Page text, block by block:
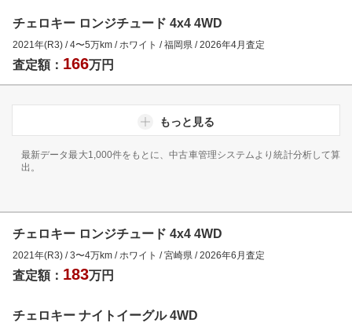
チェロキー ロンジチュード 4x4 4WD
2021年(R3) /4〜5万km / ホワイト /福岡県 /2026年4月査定
査定額： 166万円
もっと見る
最新データ最大1,000件をもとに、中古車管理システムより統計分析して算
出。
チェロキー ロンジチュード 4x4 4WD
2021年(R3) /3〜4万km / ホワイト /宮崎県 /2026年6月査定
査定額： 183万円
チェロキー ナイトイーグル 4WD